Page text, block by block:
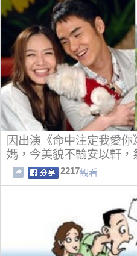
因出演《命中注定我愛
媽，今美貌不輸安以軒，
2217觀看